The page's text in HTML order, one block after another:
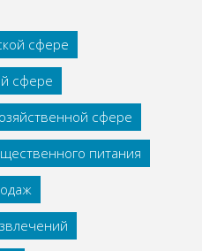
сфере
сфере
сфере
питания